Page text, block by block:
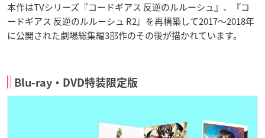
本作はTVシリーズ『コードギアス 反逆のルルーシュ』、『コ
ードギアス 反逆のルルーシュ R2』を再構築して2017～2018年
に公開された劇場総集編3部作のその後が描かれています。
Blu-ray・DVD特装限定版